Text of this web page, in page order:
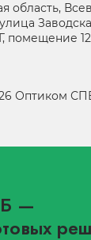
область,
помещение 12
Оптиком
—